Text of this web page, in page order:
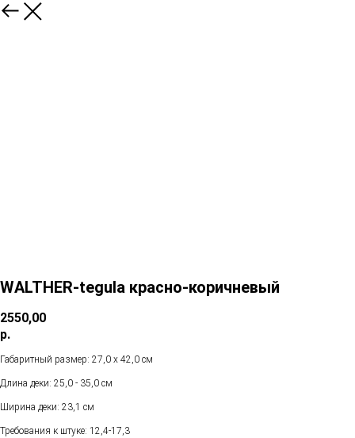
WALTHER-tegula красно-коричневый
2550,00
р.
Габаритный размер: 27,0 x 42,0 см
Длина деки: 25,0 - 35,0 см
Ширина деки: 23,1 см
Требования к штуке: 12,4-17,3